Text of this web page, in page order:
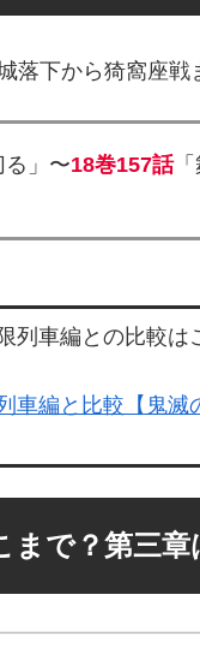
落下から猗窩座戦
」〜18巻157話「
列車編との比較は
車編と比較【鬼滅
まで？第三章